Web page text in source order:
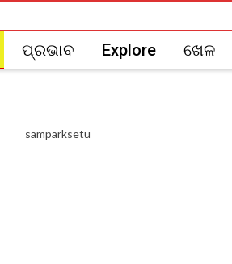
ପ୍ରଭାବ Explore ଖେଳ